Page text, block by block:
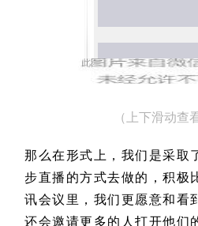
（上下滑动查
那么在形式上，我们是采取
步直播的方式去做的，积极
讯会议里，我们更愿意和看
还会邀请更多的人打开他们